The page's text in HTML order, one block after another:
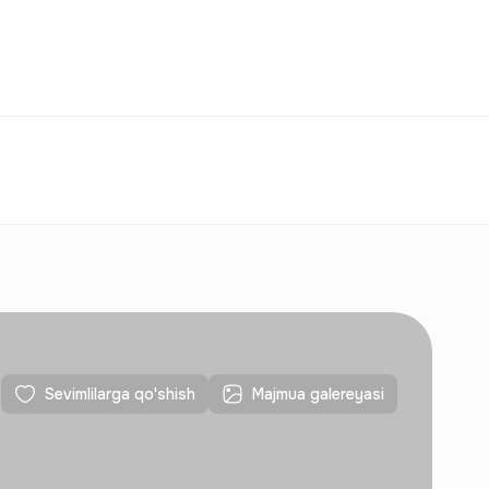
Sevimlilarga qo'shish Majmua galereyasi